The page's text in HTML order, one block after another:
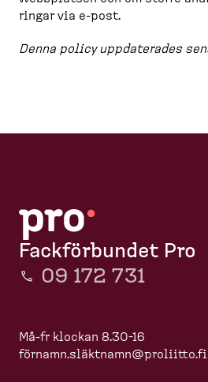
ringar via e-​post.
Denna policy uppdaterades
Fackförbundet Pro
09 172 731
Må-fr klockan 8.30-16
förnamn.släktnamn@proliitto.fi